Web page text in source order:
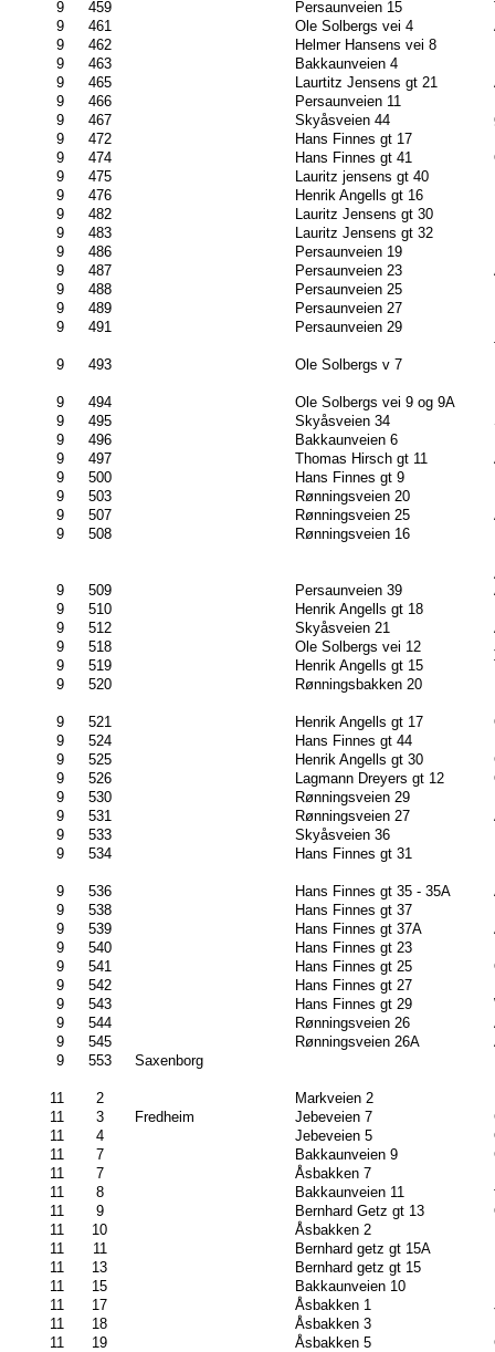
9 459 Persaunveien 15
9
461 Ole Solbergs vei 4
9
462 Helmer Hansens vei 8
9
463 Bakkaunveien 4
9
465 Laurtitz Jensens gt 21
9
466 Persaunveien 11
9
467 Skyåsveien 44
9
472 Hans Finnes gt 17
9
474 Hans Finnes gt 41
9
475 Lauritz jensens gt 40
9
476 Henrik Angells gt 16
9
482 Lauritz Jensens gt 30
9
483 Lauritz Jensens gt 32
9
486 Persaunveien 19
9
487 Persaunveien 23
9
488 Persaunveien 25
9
489 Persaunveien 27
9
491 Persaunveien 29
9 493 Ole Solbergs v 7
9 494 Ole Solbergs vei 9 og 9A
9
495 Skyåsveien 34
9
496 Bakkaunveien 6
9
497 Thomas Hirsch gt 11
9
500 Hans Finnes gt 9
9
503 Rønningsveien 20
9
507 Rønningsveien 25
9
508 Rønningsveien 16
9 509 Persaunveien 39
9
510 Henrik Angells gt 18
9
512 Skyåsveien 21
9
518 Ole Solbergs vei 12
9
519 Henrik Angells gt 15
9
520 Rønningsbakken 20
9 521 Henrik Angells gt 17
9
524 Hans Finnes gt 44
9
525 Henrik Angells gt 30
9
526 Lagmann Dreyers gt 12
9
530 Rønningsveien 29
9
531 Rønningsveien 27
9
533 Skyåsveien 36
9
534 Hans Finnes gt 31
9 536 Hans Finnes gt 35 - 35A
9
538 Hans Finnes gt 37
9
539 Hans Finnes gt 37A
9
540 Hans Finnes gt 23
9
541 Hans Finnes gt 25
9
542 Hans Finnes gt 27
9
543 Hans Finnes gt 29
9
544 Rønningsveien 26
9
545 Rønningsveien 26A
9
553 Saxenborg
11 2 Markveien 2
11
3 Fredheim Jebeveien 7
11
4 Jebeveien 5
11
7 Bakkaunveien 9
11
7 Åsbakken 7
11
8 Bakkaunveien 11
11
9 Bernhard Getz gt 13
11
10 Åsbakken 2
11
11 Bernhard getz gt 15A
11
13 Bernhard getz gt 15
11
15 Bakkaunveien 10
11
17 Åsbakken 1
11
18 Åsbakken 3
11
19 Åsbakken 5